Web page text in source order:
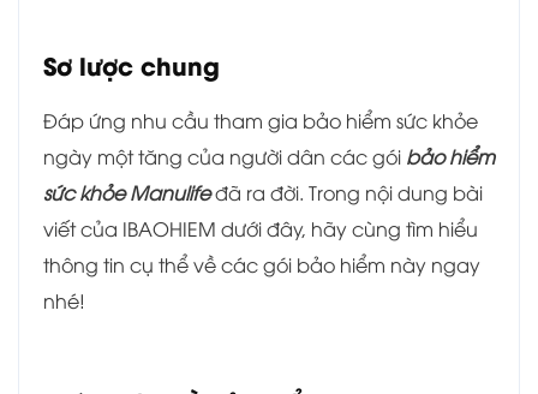
Sơ lược chung
Đáp ứng nhu cầu tham gia bảo hiểm sức khỏe
ngày một tăng của người dân các gói bảo hiểm
sức khỏe Manulifeđã ra đời. Trong nội dung bài
viết của IBAOHIEM dưới đây, hãy cùng tìm hiểu
thông tin cụ thể về các gói bảo hiểm này ngay
nhé!